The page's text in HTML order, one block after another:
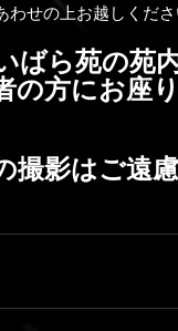
わせの上お越しくださ
ばら苑の苑
の方にお座
撮影はご遠